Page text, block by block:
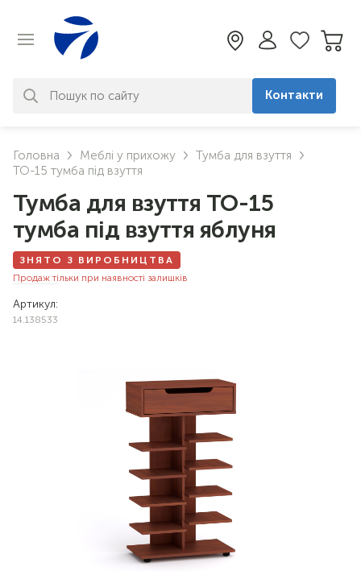
знайдено. Уточніть свій запит
Контакти
Головна Меблі у прихожу
Тумба для взуття
ТО-15 тумба під взуття
Тумба для взуття ТО-15
тумба під взуття яблуня
ЗНЯТО З ВИРОБНИЦТВА
Продаж тільки при наявності залишків
Артикул:
14.138533